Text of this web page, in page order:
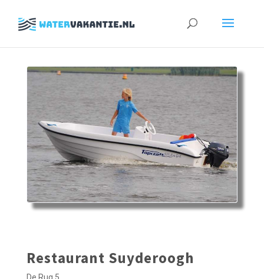
Zoeken
Restaurant Suyderoogh
De Rug 5